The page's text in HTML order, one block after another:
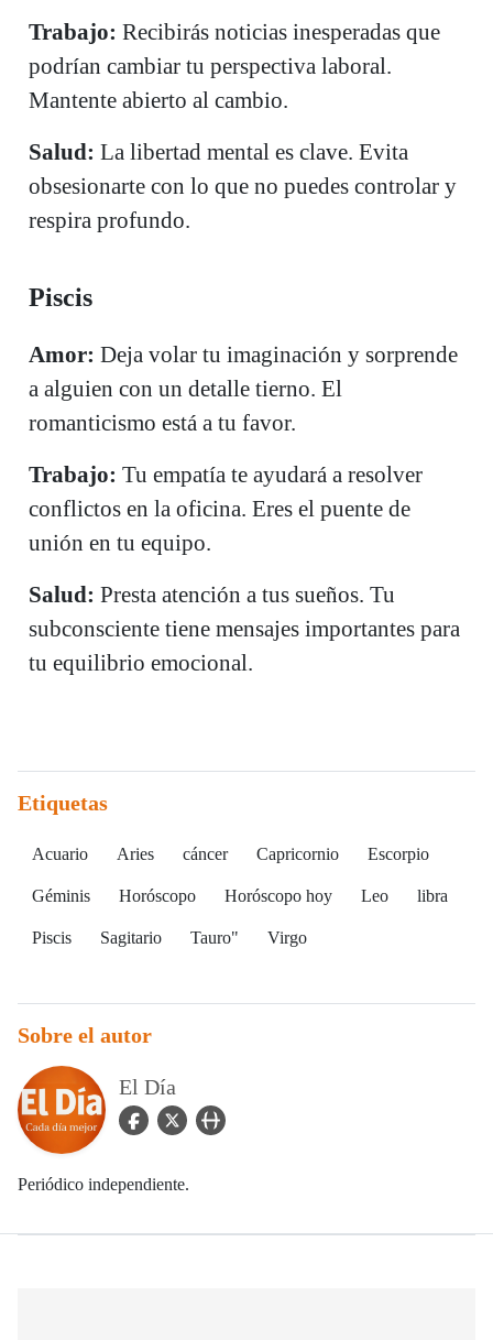
Trabajo: Recibirás noticias inesperadas que
podrían cambiar tu perspectiva laboral.
Mantente abierto al cambio.
Salud: La libertad mental es clave. Evita
obsesionarte con lo que no puedes controlar y
respira profundo.
Piscis
Amor: Deja volar tu imaginación y sorprende
a alguien con un detalle tierno. El
romanticismo está a tu favor.
Trabajo: Tu empatía te ayudará a resolver
conflictos en la oficina. Eres el puente de
unión en tu equipo.
Salud: Presta atención a tus sueños. Tu
subconsciente tiene mensajes importantes para
tu equilibrio emocional.
Etiquetas
Acuario Aries cáncer Capricornio Escorpio
Géminis Horóscopo Horóscopo hoy Leo libra
Piscis Sagitario Tauro" Virgo
Sobre el autor
El Día
facebook Icon
twitter Iconuser_url Icon
Periódico independiente.